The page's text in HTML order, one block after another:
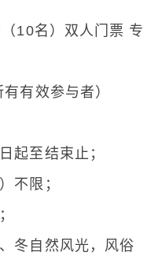
10名）双人门票 专
有效参与者）
起至结束止；
不限；
冬自然风光，风俗